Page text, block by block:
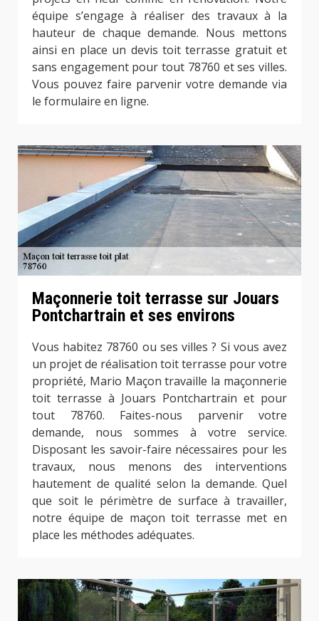
équipe s’engage à réaliser des travaux à la
hauteur de chaque demande. Nous mettons
ainsi en place un devis toit terrasse gratuit et
sans engagement pour tout 78760 et ses villes.
Vous pouvez faire parvenir votre demande via
le formulaire en ligne.
Maçonnerie toit terrasse sur Jouars
Pontchartrain et ses environs
Vous habitez 78760 ou ses villes ? Si vous avez
un projet de réalisation toit terrasse pour votre
propriété, Mario Maçon travaille la maçonnerie
toit terrasse à Jouars Pontchartrain et pour
tout 78760. Faites-nous parvenir votre
demande, nous sommes à votre service.
Disposant les savoir-faire nécessaires pour les
travaux, nous menons des interventions
hautement de qualité selon la demande. Quel
que soit le périmètre de surface à travailler,
notre équipe de maçon toit terrasse met en
place les méthodes adéquates.